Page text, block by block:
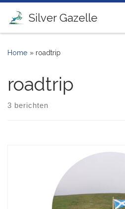
Ga naar inhoud
Silver Gazelle
Home » roadtrip
roadtrip
3 berichten